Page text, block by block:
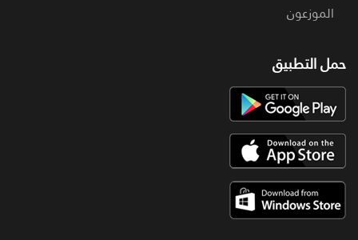
الموزعون
حمل التطبيق